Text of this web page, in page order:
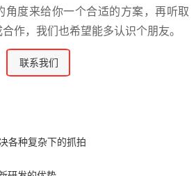
角度来给你一个合适的方案，再听取
作，我们也希望能多认识个朋友。
联系我们
各种复杂下的抓拍